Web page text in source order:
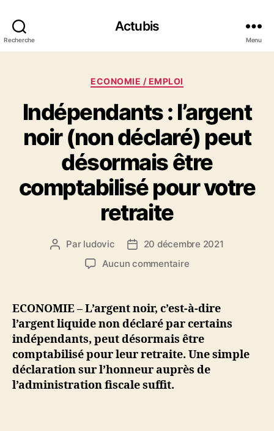
Recherche
Actubis
Menu
Catégories
ECONOMIE / EMPLOI
Indépendants : l’argent
noir (non déclaré) peut
désormais être
comptabilisé pour votre
retraite
Auteur
Par ludovic
Date20 décembre 2021
Aucun commentairesur
l’argent
(non
déclaré)
peut
désormais
ECONOMIE – L’argent noir, c’est-à-dire
l’argent liquide non déclaré par certains
indépendants, peut désormais être
comptabilisé pour leur retraite. Une simple
déclaration sur l’honneur auprès de
l’administration fiscale suffit.